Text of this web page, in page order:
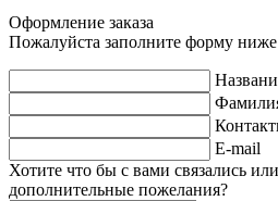
Оформление заказа
Пожалуйста заполните форму ниже
E-mail
Хотите что бы с вами связались
дополнительные пожелания?